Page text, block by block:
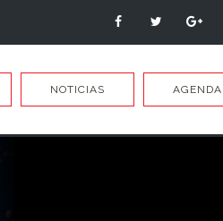
NOTICIAS AGENDA